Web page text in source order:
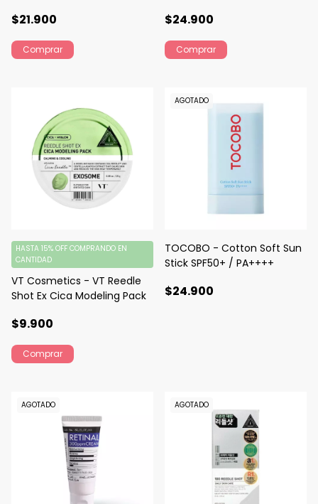
$21.900 $24.900
VT Cosmetics - VT Reedle
Shot Ex Cica Modeling Pack
$9.900
HASTA 15% OFF COMPRANDO EN
CANTIDAD
AGOTADO
TOCOBO - Cotton Soft Sun
Stick SPF50+ / PA++++
$24.900
AGOTADO AGOTADO